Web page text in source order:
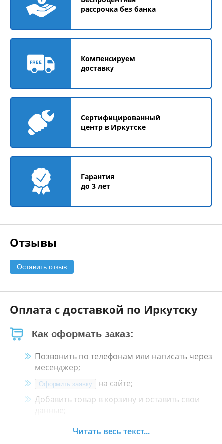
рассрочка без банка
Компенсируем
доставку
Сертифицированный
центр в Иркутске
Гарантия
до 3 лет
Отзывы
Оставить отзыв
Оплата с доставкой по Иркутску
Как оформать заказ:
Позвонить по телефонам или написать через
месенджер;
Оформить заявку
на сайте;
Добавить товар в корзину и оставить свои
данные;
Менеджер свяжется с Вами в течение 30
Читать весь текст...